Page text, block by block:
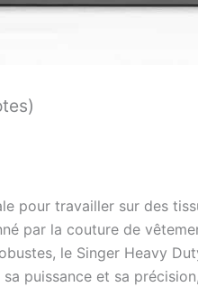
pour travailler sur des
par la couture de
le Singer Heavy
puissance et sa